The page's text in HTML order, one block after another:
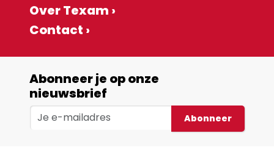
Over Texam ›
Contact ›
Abonneer je op onze
nieuwsbrief
Abonneer